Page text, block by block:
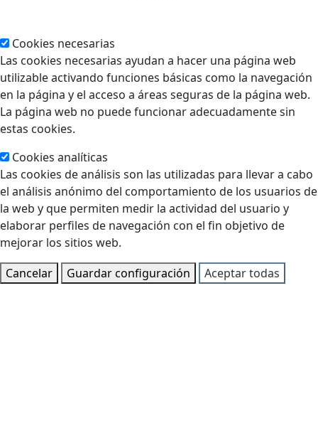
Cookies necesarias
Las cookies necesarias ayudan a hacer una página web
utilizable activando funciones básicas como la navegación
en la página y el acceso a áreas seguras de la página web.
La página web no puede funcionar adecuadamente sin
estas cookies.
Cookies analíticas
Las cookies de análisis son las utilizadas para llevar a cabo
el análisis anónimo del comportamiento de los usuarios de
la web y que permiten medir la actividad del usuario y
elaborar perfiles de navegación con el fin objetivo de
mejorar los sitios web.
Cancelar
Guardar configuración Aceptar todas